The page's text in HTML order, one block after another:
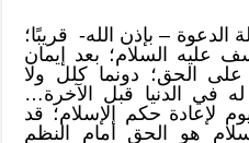
الدعوة – بإذن الله- قريبًا؛
عليه السلام؛ بعد إيمان
الحق؛ دونما كلل ولا
في الدنيا قبل الآخرة…
لإعادة حكم الإسلام؛ قد
هو الحق أمام النظم